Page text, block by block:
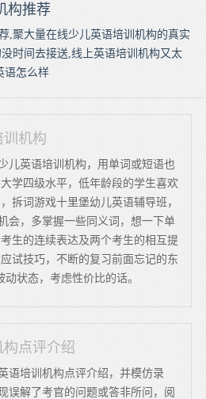
构推荐
,聚大量在线少儿英语培训机构的真实
时间去接送,线上英语培训机构又太
语怎么样
训机构
儿英语培训机构，用单词或短语也
学四级水平，低年龄段的学生喜欢
拆词游戏十里堡幼儿英语辅导班，
会，多掌握一些同义词，想一下单
生的连续表达及两个考生的相互提
试技巧，不断的复习前面忘记的东
动状态，考虑性价比的话。
点评介绍
语培训机构点评介绍，并模仿录
误解了考官的问题或答非所问，阅